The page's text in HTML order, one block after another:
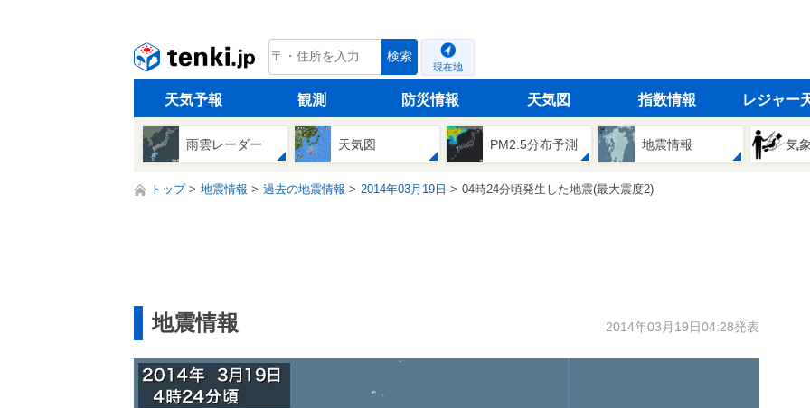
tenki.jp 検索
現在地
天気予報 観測 防災情報 天気図 指数情報 レジャー
雨雲レーダー 天気図 PM2.5分布予測 地震情報 気
トップ 地震情報 過去の地震情報 2014年03月19日 04時24分頃発生した地震(最大震度2)
地震情報 2014年03月19日04:28発表